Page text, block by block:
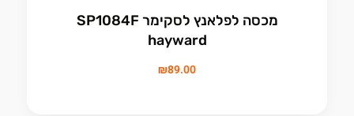
מכסה לפלאנץ לסקימר SP1084F
hayward
₪89.00